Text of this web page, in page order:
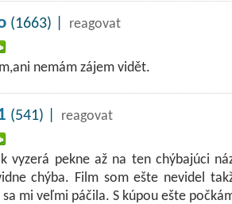
(1663) |
reagovat
nemám zájem vidět.
(541) |
reagovat
vyzerá pekne až na ten chýbajúci
chýba. Film som ešte nevidel
mi veľmi páčila. S kúpou ešte